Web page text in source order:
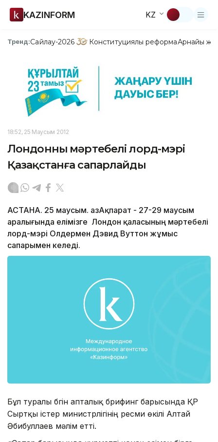
KAZINFORM KZ
Тренд:Сайлау-2026 Конституциялық реформаАрнайы
18:52, 25 Маусым 2012
Лондонның мәртебелі лорд-мэрі
Қазақстанға сапарлайды
АСТАНА. 25 маусым. ҚазАқпарат - 27-29 маусым
аралығында елімізге Лондон қаласының мәртебелі
лорд-мэрі Олдермен Дэвид Вуттон жұмыс
сапарымен келеді.
Бұл туралы бүгін апталық брифинг барысында ҚР
Сыртқы істер министрлігінің ресми өкілі Алтай
Әбибуллаев мәлім етті.